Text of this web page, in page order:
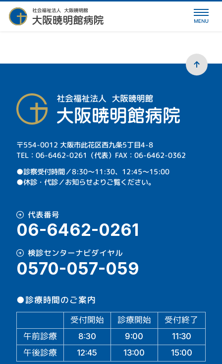
〒554-0012 大阪市此花区西九条5丁目4-8
TEL：06-6462-0261（代表）FAX：06-6462-0362
⁩●診察受付時間／8:30～11:30、12:45～15:00
●休診・代診／お知らせよりご覧ください。
代表番号
06-6462-0261
検診センターナビダイヤル
0570-057-059
●診療時間のご案内
受付開始 診療開始
受付終了
午前診療
8:30 9:00 11:30
午後診療 12:45 13:00 15:00